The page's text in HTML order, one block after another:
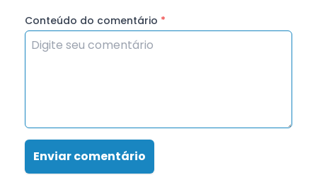
Conteúdo do comentário *
Enviar comentário